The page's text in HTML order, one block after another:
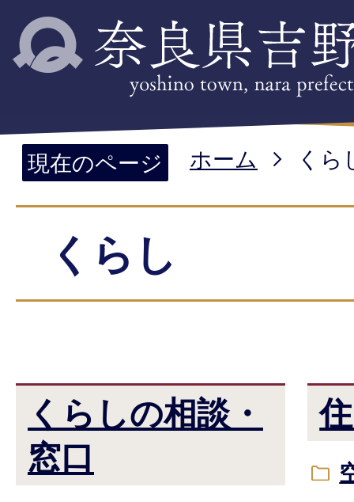
現在のページ ホーム くら
くらし
くらしの相談・
窓口